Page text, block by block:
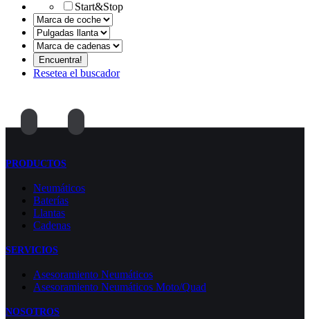
Start&Stop
Resetea el buscador
PRODUCTOS
Neumáticos
Baterías
Llantas
Cadenas
SERVICIOS
Asesoramiento Neumáticos
Asesoramiento Neumáticos Moto/Quad
NOSOTROS